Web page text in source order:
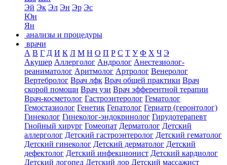
Эй Эк Эл Эн Эр Эс
Юн
Ян
анализы и процедуры
врачи
А В Г Д И К Л М Н О П Р С Т У Ф Х Ч Э
Акушер Аллерголог Андролог Анестезиолог-
реаниматолог Аритмолог Артролог Венеролог
Вертебролог Врач лфк Врач общей практики Врач
скорой помощи Врач узи Врач эфферентной терапии
Врач-косметолог Гастроэнтеролог Гематолог
Гемостазиолог Генетик Гепатолог Гериатр (геронтолог)
Гинеколог Гинеколог-эндокринолог Гирудотерапевт
Гнойный хирург Гомеопат Дерматолог Детский
аллерголог Детский гастроэнтеролог Детский гематолог
Детский гинеколог Детский дерматолог Детский
дефектолог Детский инфекционист Детский кардиолог
Детский логопед Детский лор Детский массажист